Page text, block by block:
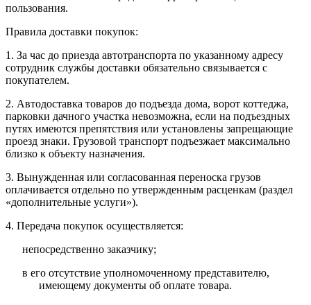
пользования.
Правила доставки покупок:
1. За час до приезда автотранспорта по указанному адресу
сотрудник службы доставки обязательно связывается с
покупателем.
2. Автодоставка товаров до подъезда дома, ворот коттеджа,
парковки дачного участка невозможна, если на подъездных
путях имеются препятствия или установлены запрещающие
проезд знаки. Грузовой транспорт подъезжает максимально
близко к объекту назначения.
3. Вынужденная или согласованная переноска грузов
оплачивается отдельно по утвержденным расценкам (раздел
«дополнительные услуги»).
4. Передача покупок осуществляется:
непосредственно заказчику;
в его отсутствие уполномоченному представителю,
имеющему документы об оплате товара.